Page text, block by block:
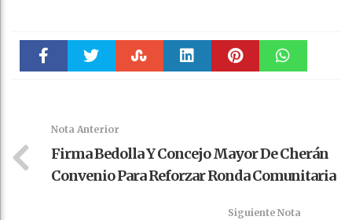
Nota Anterior
Firma Bedolla Y Concejo Mayor De Cherán
Convenio Para Reforzar Ronda Comunitaria
Siguiente Nota